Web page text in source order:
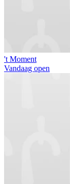
't Moment
Vandaag open